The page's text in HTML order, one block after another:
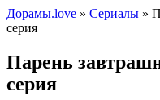
Дорамы.love » Сериалы »
серия
Парень
серия